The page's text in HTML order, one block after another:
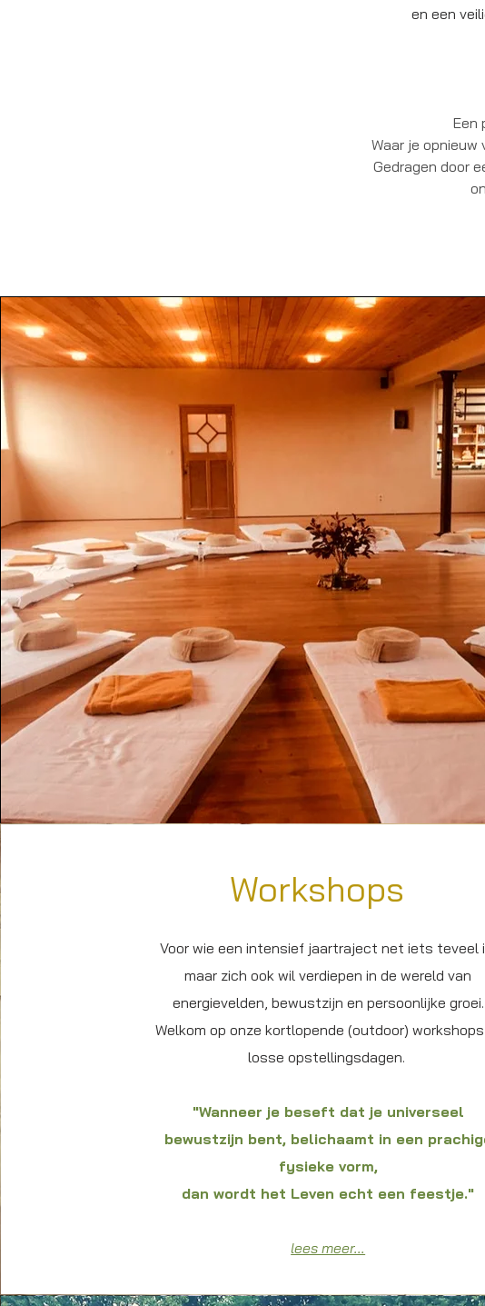
en een
Een
Waar je
Gedragen door
Workshops
Voor wie een intensief jaartraject net iets teveel
maar zich ook wil verdiepen in de wereld van
energievelden, bewustzijn en persoonlijke groei.
Welkom op onze kortlopende (outdoor)
losse opstellingsdagen.
"Wanneer je beseft dat je universeel
bewustzijn bent, belichaamt in een
fysieke vorm,
dan wordt het Leven echt een feestje."
lees meer...